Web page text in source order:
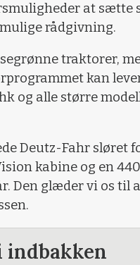
at sætte
rådgivning.
traktorer,
kan
og alle større
Deutz-Fahr sløret
kabine og en
Den glæder vi os til
indbakken